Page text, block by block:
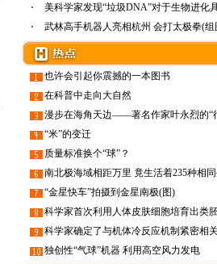
武林高手机器人亮相杭州 会打太极拳(组
也许会引起你震撼的一本图书
在科普中走向大自然
“米”的变迁
质量标准换个“球”？
南北极海域相距万里 竟生活着235种相
“金星快车”拍摄到金星南极(图)
独创性“气球”机器 利用高空风力发电